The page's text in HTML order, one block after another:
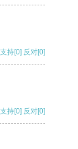
支持[0] 反对[0]
支持[0] 反对[0]